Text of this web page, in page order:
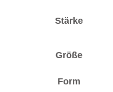
Stärke
Größe
Form